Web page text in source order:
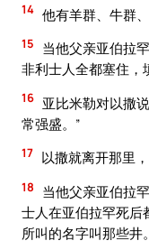
14 他有羊群、牛群
15
当他父亲亚伯拉
非利士人全都塞住，
16 亚比米勒对以撒
常强盛。”
17 以撒就离开那里
18
当他父亲亚伯拉
士人在亚伯拉罕死后
所叫的名字叫那些井。